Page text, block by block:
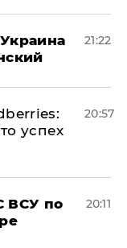
21:22
успех
20:57
ВСУ по
20:11